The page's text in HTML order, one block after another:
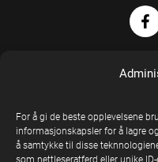
For å gi de beste opplevelsene
informasjonskapsler for å lagre
å samtykke til disse
som nettleseratferd eller unike
United Stage